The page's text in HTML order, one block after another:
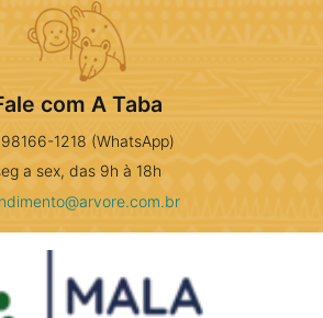
com A Taba
1218 (WhatsApp)
a sex, das 9h à 18h